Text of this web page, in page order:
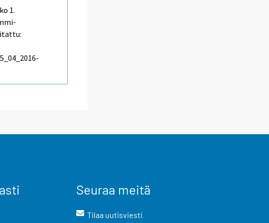
1.
Seuraa meitä
Tilaa uutisviesti